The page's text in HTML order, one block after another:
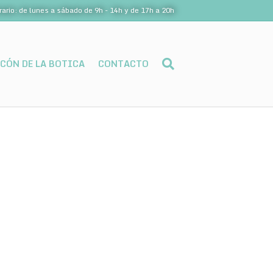
de lunes a sábado de 9h - 14h y de 17h a 20h
DE LA BOTICA CONTACTO